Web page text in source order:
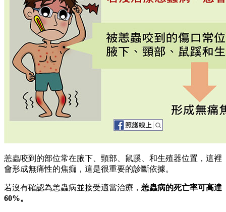
恙蟲咬到的部位常在腋下、頸部、鼠蹊、和生殖器位置，這裡
會形成無痛性的焦痂，這是很重要的診斷依據。
若沒有確認為恙蟲病並接受適當治療， 恙蟲病的死亡率可高達
60%。